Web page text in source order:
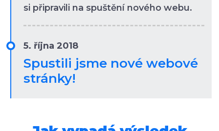
si připravili na spuštění nového webu.
5. října 2018
Spustili jsme nové webové
stránky!